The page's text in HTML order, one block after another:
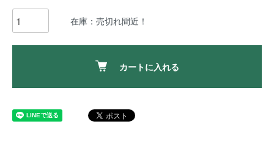
在庫：売切れ間近！
カートに入れる